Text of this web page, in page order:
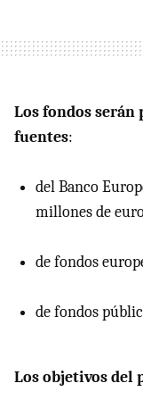
Los fondos serán
fuentes:
del Banco
millones de
de fondos
de fondos
Los objetivos del